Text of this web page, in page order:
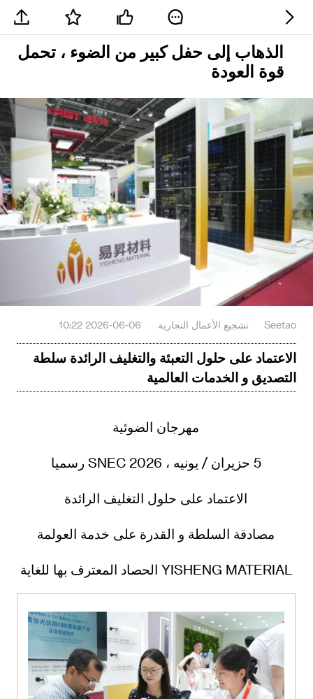
الذهاب إلى حفل كبير من الضوء ، تحمل
قوة العودة
Seetao تشجيع الأعمال التجارية 2026-06-06 10:22
الاعتماد على حلول التعبئة والتغليف الرائدة سلطة
التصديق و الخدمات العالمية
مهرجان الضوئية
5 حزيران / يونيه ، SNEC 2026 رسميا
الاعتماد على حلول التغليف الرائدة
مصادقة السلطة و القدرة على خدمة العولمة
YISHENG MATERIAL الحصاد المعترف بها للغاية